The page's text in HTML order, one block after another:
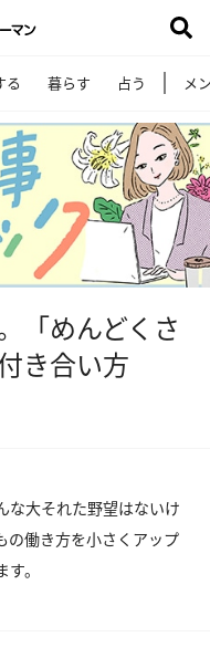
る 暮らす 占う メ
「めんどくさ
き合い方
な大それた野望はないけ
の働き方を小さくアップ
。